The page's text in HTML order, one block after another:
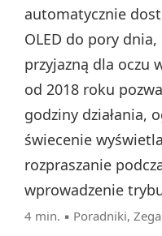
automatycznie
OLED do pory
przyjazną dla oczu
od 2018 roku
godziny działania,
świecenie
rozpraszanie
wprowadzenie
4 min. ▪ Poradniki,